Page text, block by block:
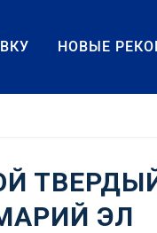
НОВЫЕ
ЭЛ